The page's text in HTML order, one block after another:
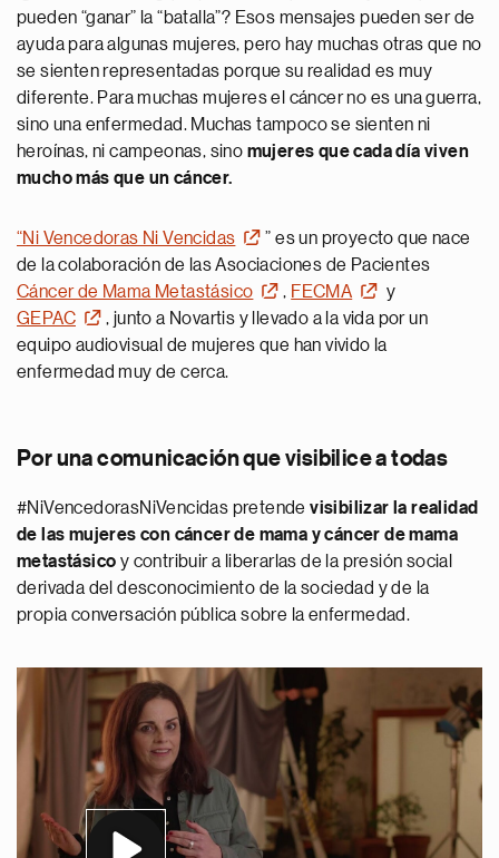
pueden “ganar” la “batalla”? Esos mensajes pueden ser de
ayuda para algunas mujeres, pero hay muchas otras que no
se sienten representadas porque su realidad es muy
diferente. Para muchas mujeres el cáncer no es una guerra,
sino una enfermedad. Muchas tampoco se sienten ni
heroínas, ni campeonas, sino mujeres que cada día viven
mucho más que un cáncer.
“Ni Vencedoras Ni Vencidas
” es un proyecto que nace
de la colaboración de las Asociaciones de Pacientes
Cáncer de Mama Metastásico
, FECMA
y
GEPAC
, junto a Novartis y llevado a la vida por un
equipo audiovisual de mujeres que han vivido la
enfermedad muy de cerca.
Por una comunicación que visibilice a todas
#NiVencedorasNiVencidas pretendevisibilizar la realidad
de las mujeres con cáncer de mama y cáncer de mama
metastásico y contribuir a liberarlas de la presión social
derivada del desconocimiento de la sociedad y de la
propia conversación pública sobre la enfermedad.